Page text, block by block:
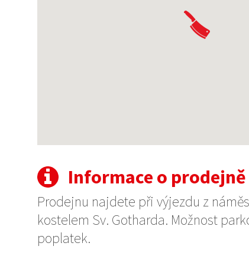
Informace o prodejně
Prodejnu najdete při výjezdu z
kostelem Sv. Gotharda. Možnost
poplatek.